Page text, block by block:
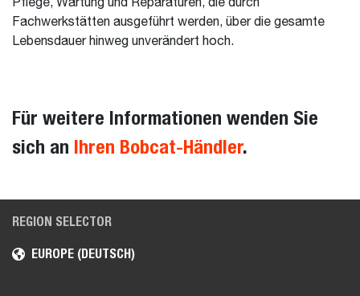
Pflege, Wartung und Reparaturen, die durch
Fachwerkstätten ausgeführt werden, über die gesamte
Lebensdauer hinweg unverändert hoch.
Für weitere Informationen wenden Sie
sich an Ihren Bobcat-Händler.
REGION SELECTOR
EUROPE (DEUTSCH)